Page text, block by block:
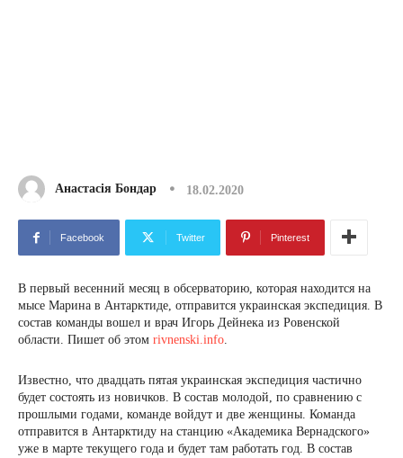
Анастасія Бондар 18.02.2020
Facebook Twitter Pinterest
В первый весенний месяц в обсерваторию, которая находится на
мысе Марина в Антарктиде, отправится украинская экспедиция. В
состав команды вошел и врач Игорь Дейнека из Ровенской
области. Пишет об этом rivnenski.info.
Известно, что двадцать пятая украинская экспедиция частично
будет состоять из новичков. В состав молодой, по сравнению с
прошлыми годами, команде войдут и две женщины. Команда
отправится в Антарктиду на станцию «Академика Вернадского»
уже в марте текущего года и будет там работать год. В состав